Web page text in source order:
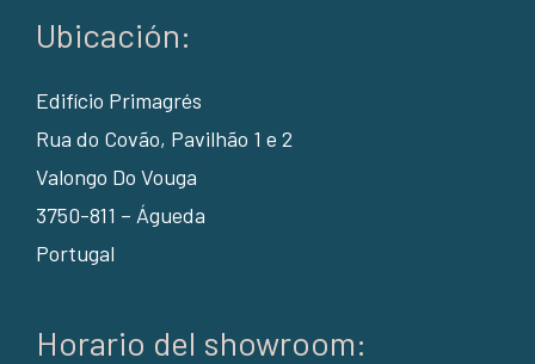
Ubicación:
Edifício Primagrés
Rua do Covão, Pavilhão 1 e 2
Valongo Do Vouga
3750-811 – Águeda
Portugal
Horario del showroom: